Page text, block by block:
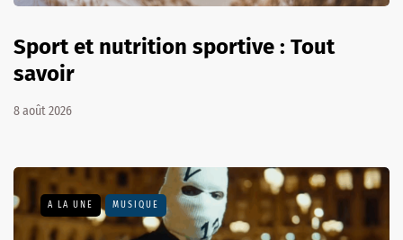
Sport et nutrition sportive : Tout
savoir
8 août 2026
A LA UNE MUSIQUE